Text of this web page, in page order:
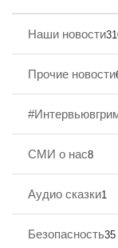
Наши новости
Прочие новости
СМИ о нас8
Аудио сказки1
Безопасность35